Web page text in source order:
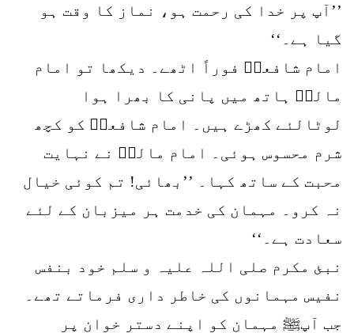
’’آپ پر خدا کی رحمت ہو، نماز کا وقت ہو
گیا ہے۔‘‘
امام شافعیؒ فوراً اٹھے۔ دیکھا تو امام
مالکؒ ہاتھ میں پانی کا بھرا ہوا
لوٹالئے کھڑے ہیں۔ امام شافعیؒ کو کچھ
شرم محسوس ہوئی۔ امام مالکؒ نے نہایت
محبت کے ساتھ کہا۔ ’’بھائی! تم کوئی خیال
نہ کرو۔ مہمان کی خدمت ہر میزبان کے لئے
سعادت ہے۔‘‘
نبئ مکرم صلی اللہ علیہ و سلم خود بنفس
نفیس مہمانوں کی خاطر داری فرماتے تھے۔
جب آپﷺ مہمان کو اپنے دستر خوان پر